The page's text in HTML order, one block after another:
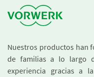
Nuestros productos han
de familias a lo largo
experiencia gracias a